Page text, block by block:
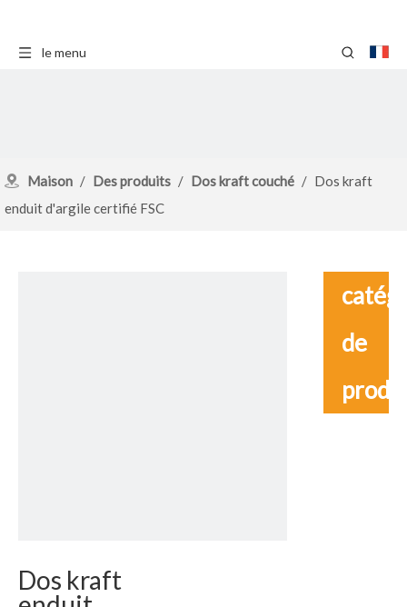
le menu
Maison / Des produits / Dos kraft couché / Dos kraft
enduit d'argile certifié FSC
Dos kraft
de